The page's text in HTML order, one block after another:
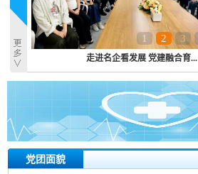
1 2 3
走进名企看发展 党建融合育...
党团面貌